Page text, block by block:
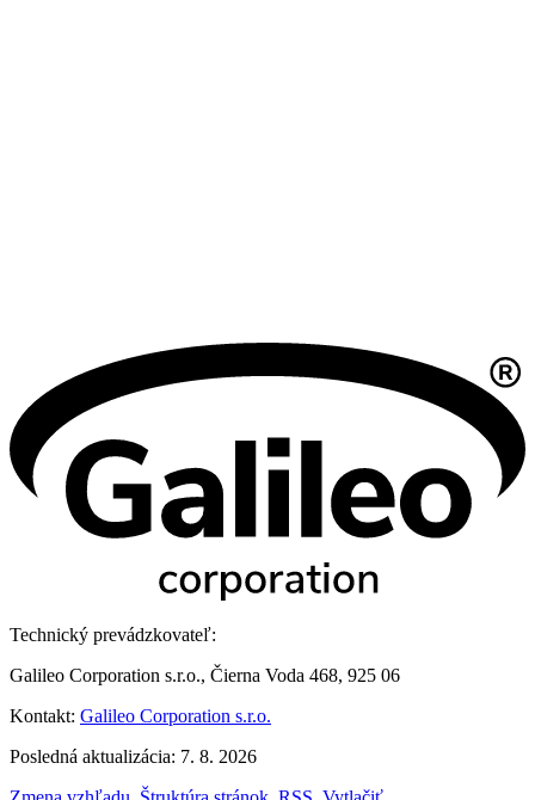
Technický prevádzkovateľ:
Galileo Corporation s.r.o., Čierna Voda 468, 925 06
Kontakt: Galileo Corporation s.r.o.
Posledná aktualizácia: 7. 8. 2026